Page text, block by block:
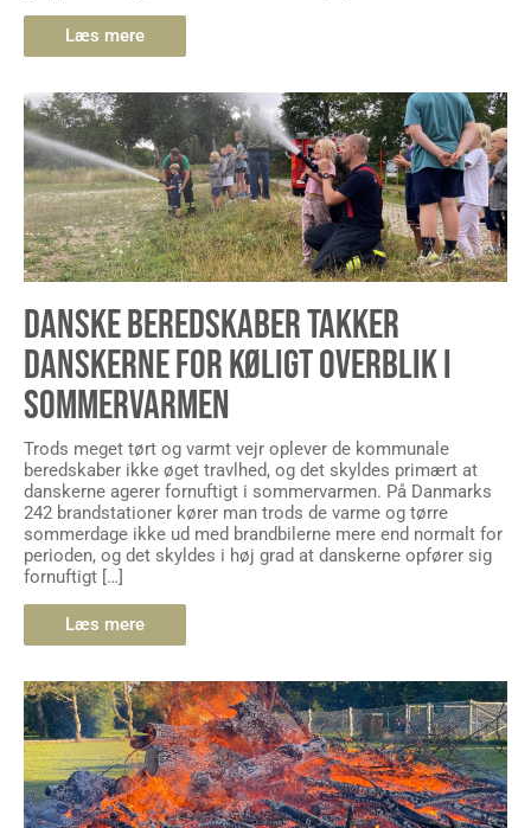
Læs mere
DANSKE BEREDSKABER TAKKER
DANSKERNE FOR KØLIGT OVERBLIK I
SOMMERVARMEN
Trods meget tørt og varmt vejr oplever de kommunale
beredskaber ikke øget travlhed, og det skyldes primært at
danskerne agerer fornuftigt i sommervarmen. På Danmarks
242 brandstationer kører man trods de varme og tørre
sommerdage ikke ud med brandbilerne mere end normalt for
perioden, og det skyldes i høj grad at danskerne opfører sig
fornuftigt […]
Læs mere